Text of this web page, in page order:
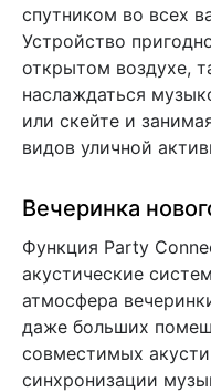
спутником во всех
Устройство
открытом воздухе,
наслаждаться
или скейте и
видов уличной
Вечеринка
Функция Party
акустические
атмосфера
даже больших
совместимых
синхронизации